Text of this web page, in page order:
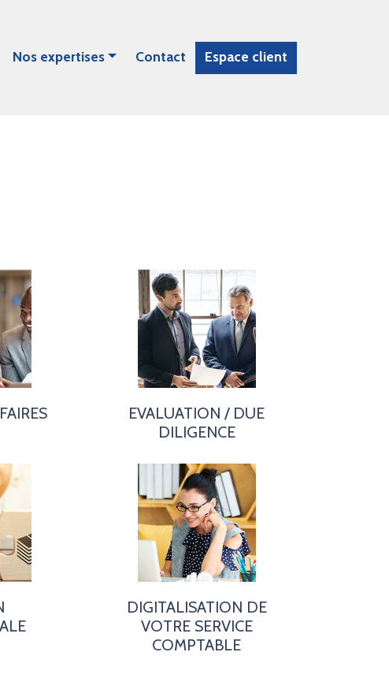
Nos expertises Contact Espace client
EVALUATION / DUE
DILIGENCE
DIGITALISATION DE
VOTRE SERVICE
COMPTABLE